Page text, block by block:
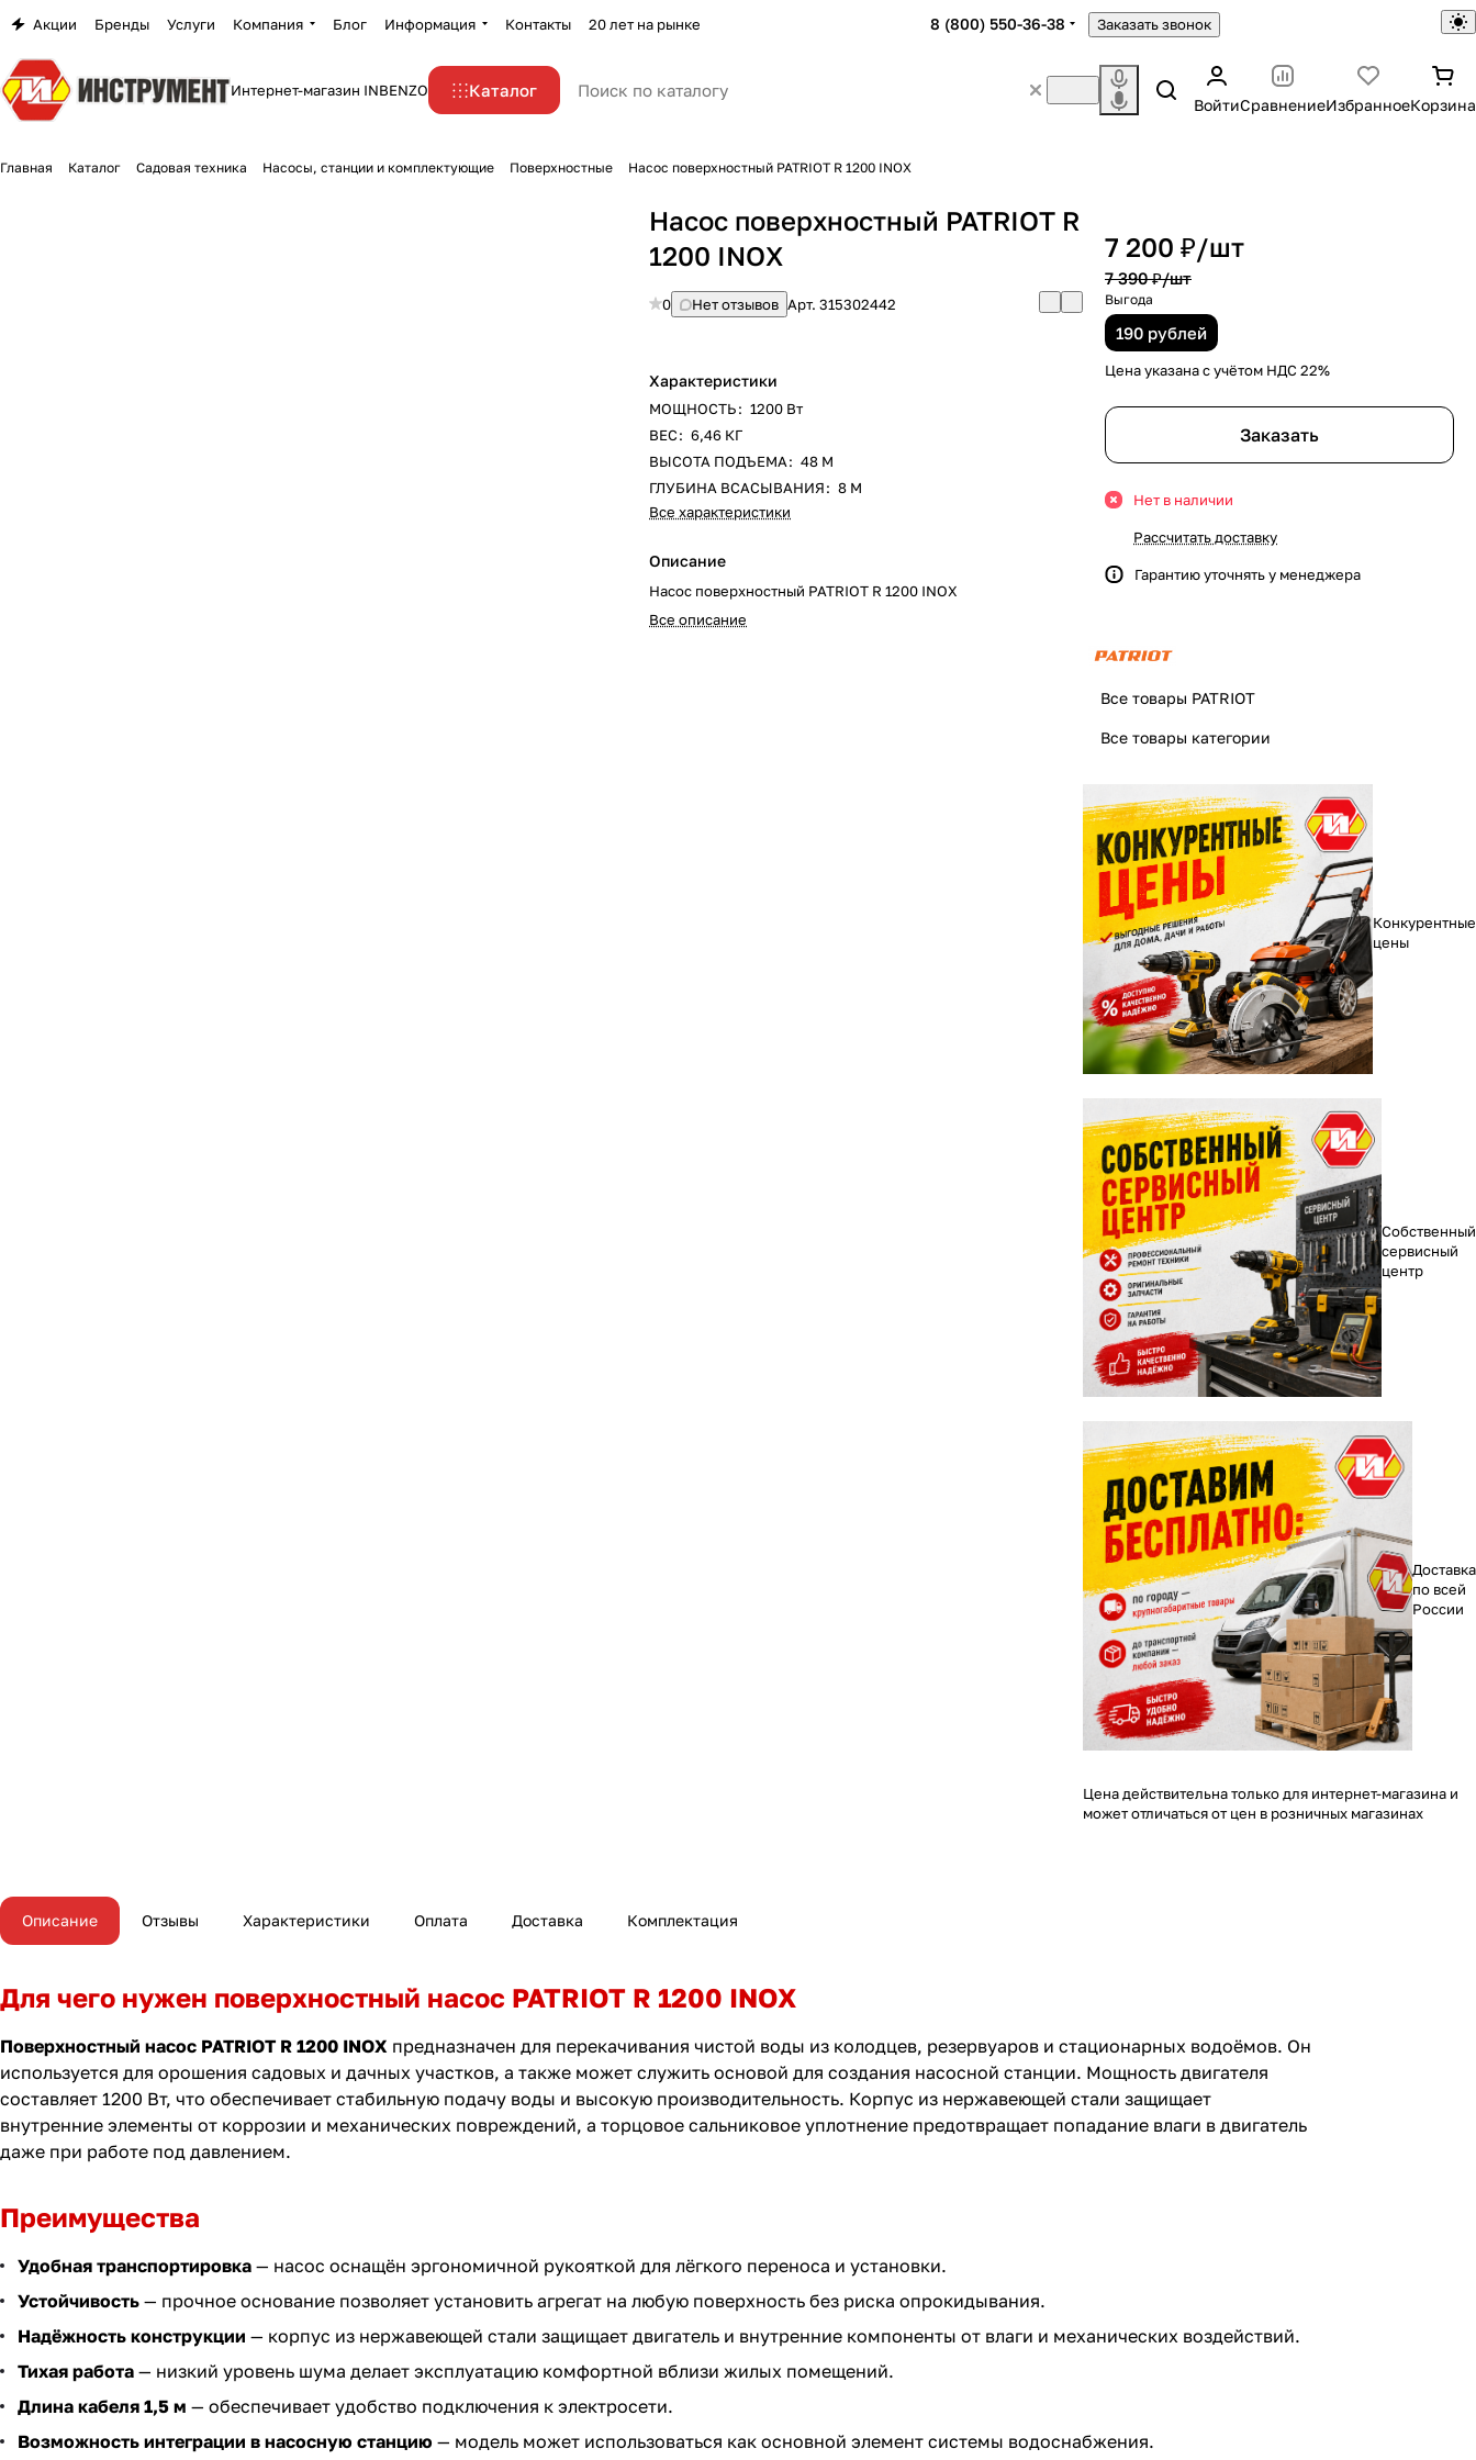
Акции Бренды Услуги Компания Блог Информация Контакты 20 лет на рынке 8 (800) 550-36-38 Заказать звонок
Интернет-магазин INBENZO Каталог
ВойтиСравнениеИзбранноеКорзина
Главная Каталог Садовая техника Насосы, станции и комплектующие Поверхностные Насос поверхностный PATRIOT R 1200 INOX
Насос поверхностный PATRIOT R
1200 INOX
0 Нет отзывов Арт.315302442
Характеристики
МОЩНОСТЬ: 1200 Вт
ВЕС: 6,46 КГ
ВЫСОТА ПОДЪЕМА: 48 М
ГЛУБИНА ВСАСЫВАНИЯ: 8 М
Все характеристики
Описание
Насос поверхностный PATRIOT R 1200 INOX
Все описание
7 200 ₽/шт
7 390 ₽/шт
Выгода
190 рублей
Цена указана с учётом НДС 22%
Заказать
Нет в наличии
Рассчитать доставку
Гарантию уточнять у менеджера
Все товары PATRIOT
Все товары категории
Конкурентные
цены
Собственный
сервисный
центр
Доставка
по всей
России
Цена действительна только для интернет-магазина и
может отличаться от цен в розничных магазинах
Описание Отзывы Характеристики Оплата Доставка Комплектация
Для чего нужен поверхностный насос PATRIOT R 1200 INOX
Поверхностный насос PATRIOT R 1200 INOX предназначен для перекачивания чистой воды из колодцев, резервуаров и стационарных водоёмов. Он
используется для орошения садовых и дачных участков, а также может служить основой для создания насосной станции. Мощность двигателя
составляет 1200 Вт, что обеспечивает стабильную подачу воды и высокую производительность. Корпус из нержавеющей стали защищает
внутренние элементы от коррозии и механических повреждений, а торцовое сальниковое уплотнение предотвращает попадание влаги в двигатель
даже при работе под давлением.
Преимущества
Удобная транспортировка — насос оснащён эргономичной рукояткой для лёгкого переноса и установки.
Устойчивость — прочное основание позволяет установить агрегат на любую поверхность без риска опрокидывания.
Надёжность конструкции — корпус из нержавеющей стали защищает двигатель и внутренние компоненты от влаги и механических воздействий.
Тихая работа — низкий уровень шума делает эксплуатацию комфортной вблизи жилых помещений.
Длина кабеля 1,5 м — обеспечивает удобство подключения к электросети.
Возможность интеграции в насосную станцию — модель может использоваться как основной элемент системы водоснабжения.